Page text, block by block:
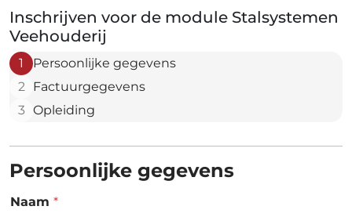
Inschrijven voor de module Stalsystemen
Veehouderij
1
Persoonlijke gegevens
2
Factuurgegevens
3 Opleiding
Persoonlijke gegevens
Naam *